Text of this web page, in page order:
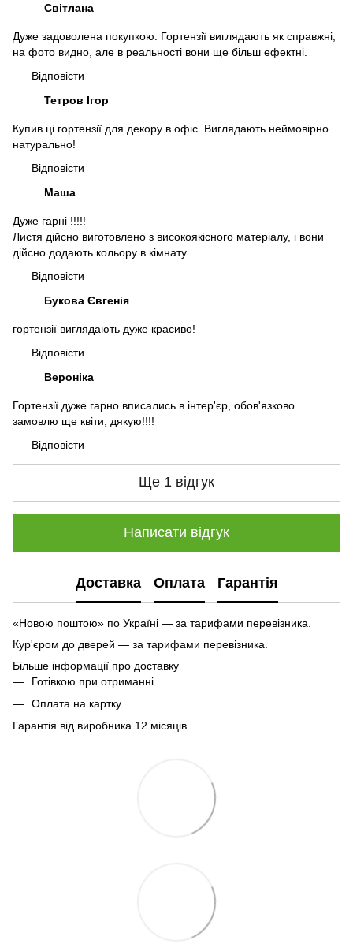
Світлана
Дуже задоволена покупкою. Гортензії виглядають як справжні,
на фото видно, але в реальності вони ще більш ефектні.
Відповісти
Тетров Ігор
Купив ці гортензії для декору в офіс. Виглядають неймовірно
натурально!
Відповісти
Маша
Дуже гарні !!!!!
Листя дійсно виготовлено з високоякісного матеріалу, і вони
дійсно додають кольору в кімнату
Відповісти
Букова Євгенія
гортензії виглядають дуже красиво!
Відповісти
Вероніка
Гортензії дуже гарно вписались в інтер'єр, обов'язково
замовлю ще квіти, дякую!!!!
Відповісти
Ще 1 відгук
Написати відгук
Доставка Оплата Гарантія
«Новою поштою» по Україні — за тарифами перевізника.
Кур'єром до дверей — за тарифами перевізника.
Більше інформації про доставку
Готівкою при отриманні
Оплата на картку
Гарантія від виробника 12 місяців.